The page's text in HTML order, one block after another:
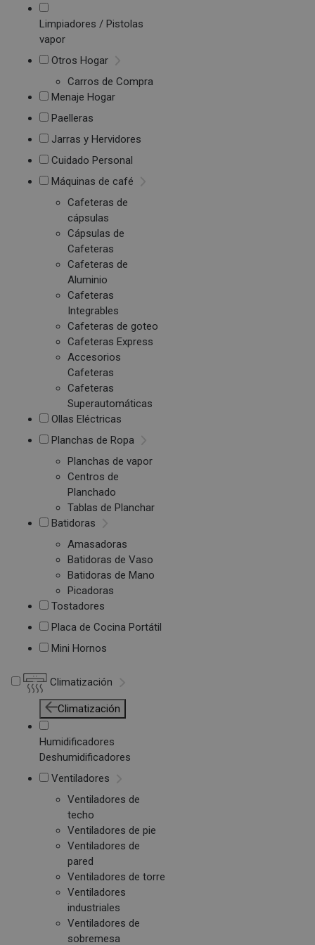
Limpiadores / Pistolas
vapor
Otros Hogar
Carros de Compra
Menaje Hogar
Paelleras
Jarras y Hervidores
Cuidado Personal
Máquinas de café
Cafeteras de
cápsulas
Cápsulas de
Cafeteras
Cafeteras de
Aluminio
Cafeteras
Integrables
Cafeteras de goteo
Cafeteras Express
Accesorios
Cafeteras
Cafeteras
Superautomáticas
Ollas Eléctricas
Planchas de Ropa
Planchas de vapor
Centros de
Planchado
Tablas de Planchar
Batidoras
Amasadoras
Batidoras de Vaso
Batidoras de Mano
Picadoras
Tostadores
Placa de Cocina Portátil
Mini Hornos
Climatización
Climatización
Humidificadores
Deshumidificadores
Ventiladores
Ventiladores de
techo
Ventiladores de pie
Ventiladores de
pared
Ventiladores de torre
Ventiladores
industriales
Ventiladores de
sobremesa